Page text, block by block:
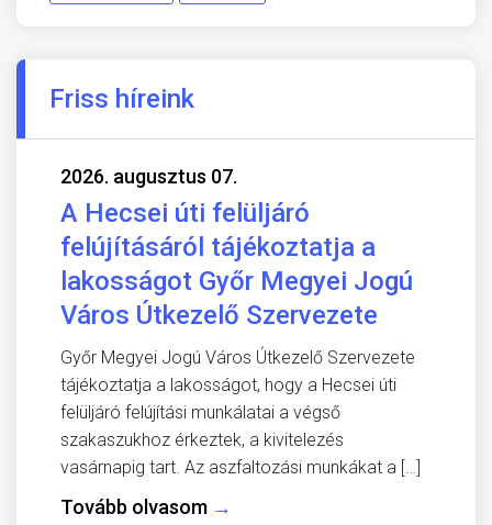
Friss híreink
2026. augusztus 07.
A Hecsei úti felüljáró
felújításáról tájékoztatja a
lakosságot Győr Megyei Jogú
Város Útkezelő Szervezete
Győr Megyei Jogú Város Útkezelő Szervezete
tájékoztatja a lakosságot, hogy a Hecsei úti
felüljáró felújítási munkálatai a végső
szakaszukhoz érkeztek, a kivitelezés
vasárnapig tart. Az aszfaltozási munkákat a […]
Tovább olvasom →